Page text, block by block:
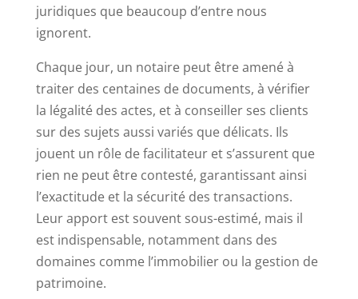
juridiques que beaucoup d’entre nous
ignorent.
Chaque jour, un notaire peut être amené à
traiter des centaines de documents, à vérifier
la légalité des actes, et à conseiller ses clients
sur des sujets aussi variés que délicats. Ils
jouent un rôle de facilitateur et s’assurent que
rien ne peut être contesté, garantissant ainsi
l’exactitude et la sécurité des transactions.
Leur apport est souvent sous-estimé, mais il
est indispensable, notamment dans des
domaines comme l’immobilier ou la gestion de
patrimoine.